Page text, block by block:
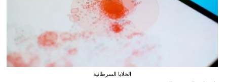
الخلايا السرطانية